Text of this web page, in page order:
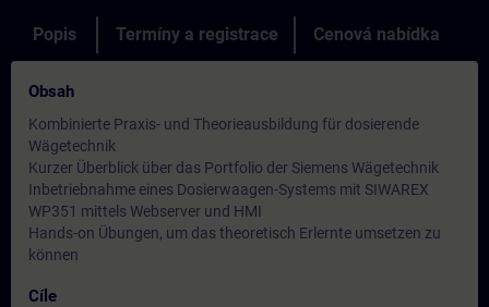
Popis Termíny a registrace Cenová nabídka
Obsah
Kombinierte Praxis- und Theorieausbildung für dosierende
Wägetechnik
Kurzer Überblick über das Portfolio der Siemens Wägetechnik
Inbetriebnahme eines Dosierwaagen-Systems mit SIWAREX
WP351 mittels Webserver und HMI
Hands-on Übungen, um das theoretisch Erlernte umsetzen zu
können
Cíle